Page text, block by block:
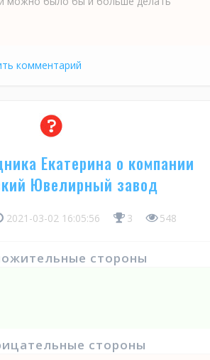
комментарий
Екатерина о компании
Ювелирный завод
2021-03-02 16:05:56 3 548
стороны
стороны